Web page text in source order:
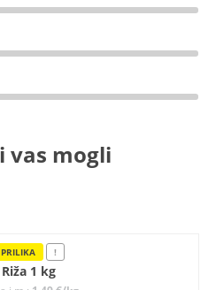
vas mogli
!
1 kg